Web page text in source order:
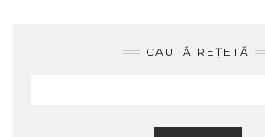
CAUTĂ REȚETĂ